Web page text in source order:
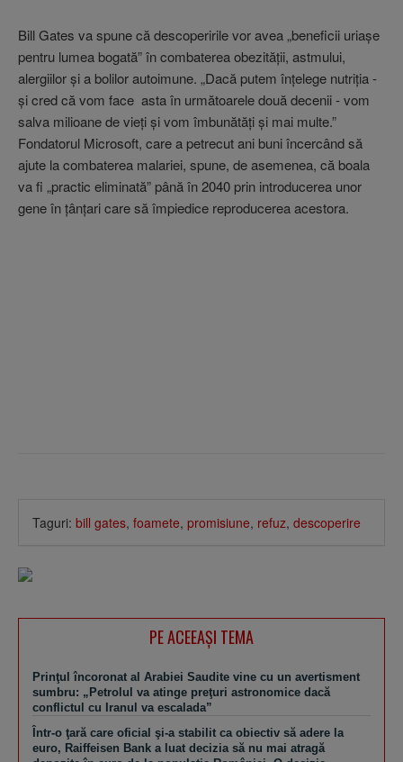
Bill Gates va spune că descoperirile vor avea „beneficii uriaşe
pentru lumea bogată” în combaterea obezităţii, astmului,
alergiilor şi a bolilor autoimune. „Dacă putem înţelege nutriţia -
şi cred că vom face asta în următoarele două decenii - vom
salva milioane de vieţi şi vom îmbunătăţi şi mai multe.”
Fondatorul Microsoft, care a petrecut ani buni încercând să
ajute la combaterea malariei, spune, de asemenea, că boala
va fi „practic eliminată” până în 2040 prin introducerea unor
gene în ţânţari care să împiedice reproducerea acestora.
Taguri: bill gates, foamete, promisiune, refuz, descoperire
PE ACEEAŞI TEMA
Prinţul încoronat al Arabiei Saudite vine cu un avertisment
sumbru: „Petrolul va atinge preţuri astronomice dacă
conflictul cu Iranul va escalada”
Într-o ţară care oficial şi-a stabilit ca obiectiv să adere la
euro, Raiffeisen Bank a luat decizia să nu mai atragă